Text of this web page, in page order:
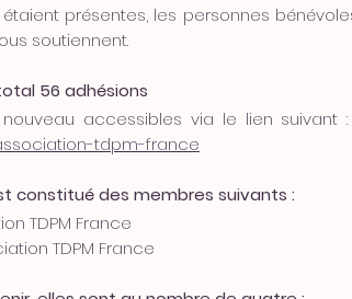
présentes, les personnes
soutiennent.
56 adhésions
accessibles via le lien suivant :
tdpm-france
constitué des membres suivants :
TDPM France
TDPM France